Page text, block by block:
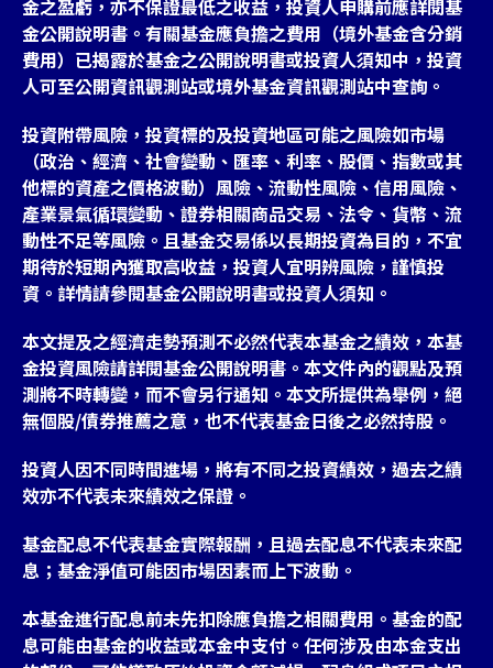
金之盈虧，亦不保證最低之收益，投資人申購前應詳閱基
金公開說明書。有關基金應負擔之費用（境外基金含分銷
費用）已揭露於基金之公開說明書或投資人須知中，投資
人可至公開資訊觀測站或境外基金資訊觀測站中查詢。
投資附帶風險，投資標的及投資地區可能之風險如市場
（政治、經濟、社會變動、匯率、利率、股價、指數或其
他標的資產之價格波動）風險、流動性風險、信用風險、
產業景氣循環變動、證券相關商品交易、法令、貨幣、流
動性不足等風險。且基金交易係以長期投資為目的，不宜
期待於短期內獲取高收益，投資人宜明辨風險，謹慎投
資。詳情請參閱基金公開說明書或投資人須知。
本文提及之經濟走勢預測不必然代表本基金之績效，本基
金投資風險請詳閱基金公開說明書。本文件內的觀點及預
測將不時轉變，而不會另行通知。本文所提供為舉例，絕
無個股/債券推薦之意，也不代表基金日後之必然持股。
投資人因不同時間進場，將有不同之投資績效，過去之績
效亦不代表未來績效之保證。
基金配息不代表基金實際報酬，且過去配息不代表未來配
息；基金淨值可能因市場因素而上下波動。
本基金進行配息前未先扣除應負擔之相關費用。基金的配
息可能由基金的收益或本金中支付。任何涉及由本金支出